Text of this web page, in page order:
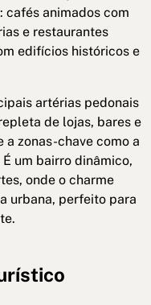
cafés animados com
e restaurantes
edifícios históricos e
artérias pedonais
de lojas, bares e
zonas-chave como a
um bairro dinâmico,
onde o charme
urbana, perfeito para